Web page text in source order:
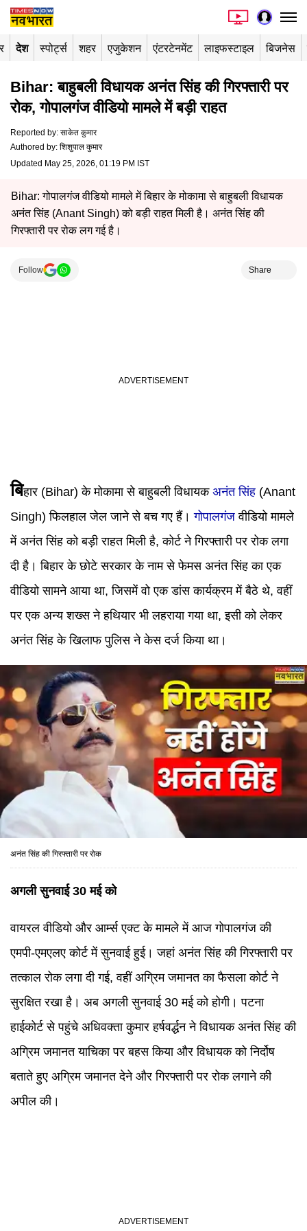
देश स्पोर्ट्स शहर एजुकेशन एंटरटेनमेंट लाइफस्टाइल बिजनेस
Bihar: बाहुबली विधायक अनंत सिंह की गिरफ्तारी पर
रोक, गोपालगंज वीडियो मामले में बड़ी राहत
Reported by: साकेत कुमार
Authored by: शिशुपाल कुमार
Updated May 25, 2026, 01:19 PM IST
Bihar: गोपालगंज वीडियो मामले में बिहार के मोकामा से बाहुबली विधायक
अनंत सिंह (Anant Singh) को बड़ी राहत मिली है। अनंत सिंह की
गिरफ्तारी पर रोक लग गई है।
Follow Share
बिहार (Bihar) के मोकामा से बाहुबली विधायक अनंत सिंह (Anant
Singh) फिलहाल जेल जाने से बच गए हैं।गोपालगंज वीडियो मामले
में अनंत सिंह को बड़ी राहत मिली है, कोर्ट ने गिरफ्तारी पर रोक लगा
दी है। बिहार के छोटे सरकार के नाम से फेमस अनंत सिंह का एक
वीडियो सामने आया था, जिसमें वो एक डांस कार्यक्रम में बैठे थे, वहीं
पर एक अन्य शख्स ने हथियार भी लहराया गया था, इसी को लेकर
अनंत सिंह के खिलाफ पुलिस ने केस दर्ज किया था।
अनंत सिंह की गिरफ्तारी पर रोक
अगली सुनवाई 30 मई को
वायरल वीडियो और आर्म्स एक्ट के मामले में आज गोपालगंज की
एमपी-एमएलए कोर्ट में सुनवाई हुई। जहां अनंत सिंह की गिरफ्तारी पर
तत्काल रोक लगा दी गई, वहीं अग्रिम जमानत का फैसला कोर्ट ने
सुरक्षित रखा है। अब अगली सुनवाई 30 मई को होगी। पटना
हाईकोर्ट से पहुंचे अधिवक्ता कुमार हर्षवर्द्धन ने विधायक अनंत सिंह की
अग्रिम जमानत याचिका पर बहस किया और विधायक को निर्दोष
बताते हुए अग्रिम जमानत देने और गिरफ्तारी पर रोक लगाने की
अपील की।